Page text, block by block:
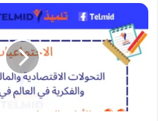
التحولات
الاقتصادية
والمالية
والاجتماعية
والفكرية
العالم